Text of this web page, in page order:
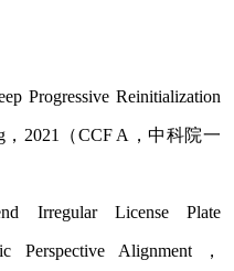
Progressive Reinitialization
，2021（CCF A，中科院一
Irregular License Plate
Perspective Alignment ，